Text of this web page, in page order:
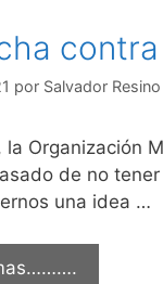
por Salvador Resino
la Organización
de no
una idea …